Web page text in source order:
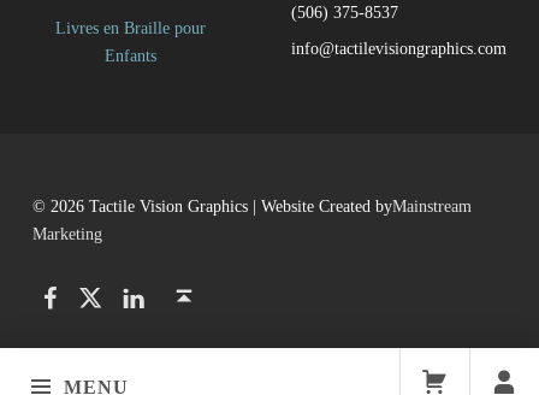
MENU
Livres en Braille pour
Enfants
(506) 375-8537
info@tactilevisiongraphics.com
© 2026 Tactile Vision Graphics | Website Created byMainstream
Marketing